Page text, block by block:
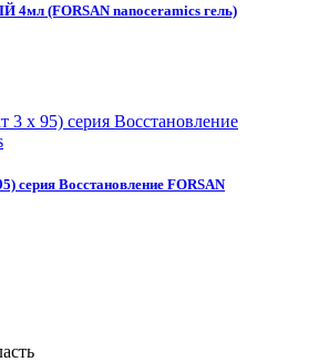
(FORSAN nanoceramics гель)
серия Восстановление FORSAN